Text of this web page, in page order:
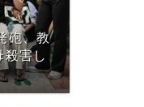
砲、教
殺害し